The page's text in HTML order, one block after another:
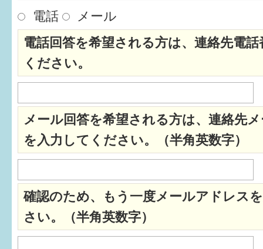
電話
メール
電話回答を希望される方は、連絡先電
ください。
メール回答を希望される方は、連絡先
を入力してください。（半角英数字）
確認のため、もう一度メールアドレス
さい。（半角英数字）
食育
福井市図書館オススメの本
お出かけ情報
パパもママも子育て
ワンポイント英会話
ソーシャルメディア
すまいるサポート行事案内